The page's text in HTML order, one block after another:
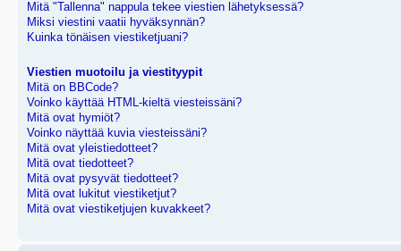
Mitä "Tallenna" nappula tekee viestien lähetyksessä?
Miksi viestini vaatii hyväksynnän?
Kuinka tönäisen viestiketjuani?
Viestien muotoilu ja viestityypit
Mitä on BBCode?
Voinko käyttää HTML-kieltä viesteissäni?
Mitä ovat hymiöt?
Voinko näyttää kuvia viesteissäni?
Mitä ovat yleistiedotteet?
Mitä ovat tiedotteet?
Mitä ovat pysyvät tiedotteet?
Mitä ovat lukitut viestiketjut?
Mitä ovat viestiketjujen kuvakkeet?